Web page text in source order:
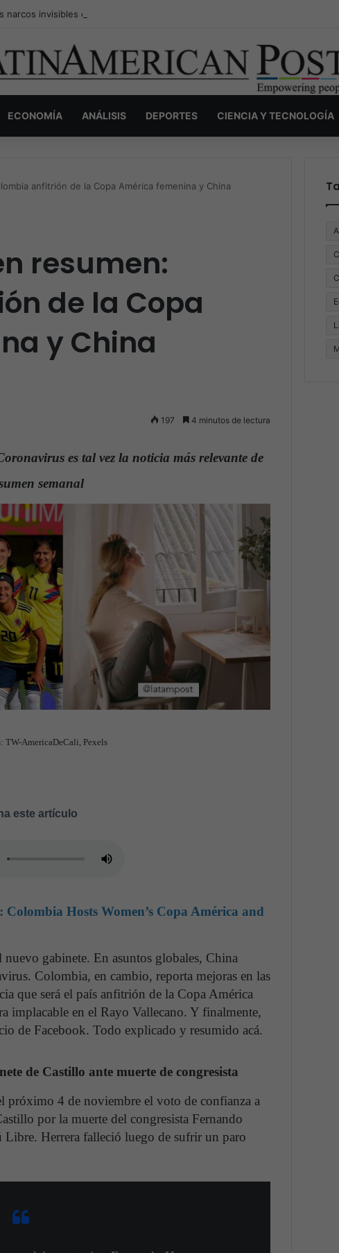
narcos invisibles de Colombia: la guerra secreta por la verdad, el poder y la
ECONOMÍA ANÁLISIS DEPORTES CIENCIA Y TECNOLOGÍA
anfitrión de la Copa América femenina y China
resumen:
de la Copa
y China
197 4 minutos de lectura
es tal vez la noticia más relevante de
semanal
TW-AmericaDeCali, Pexels
este artículo
Hosts Women’s Copa América and
gabinete. En asuntos globales, China
Colombia, en cambio, reporta mejoras en las
que será el país anfitrión de la Copa América
implacable en el Rayo Vallecano. Y finalmente,
de Facebook. Todo explicado y resumido acá.
de Castillo ante muerte de congresista
próximo 4 de noviembre el voto de confianza a
por la muerte del congresista Fernando
Herrera falleció luego de sufrir un paro